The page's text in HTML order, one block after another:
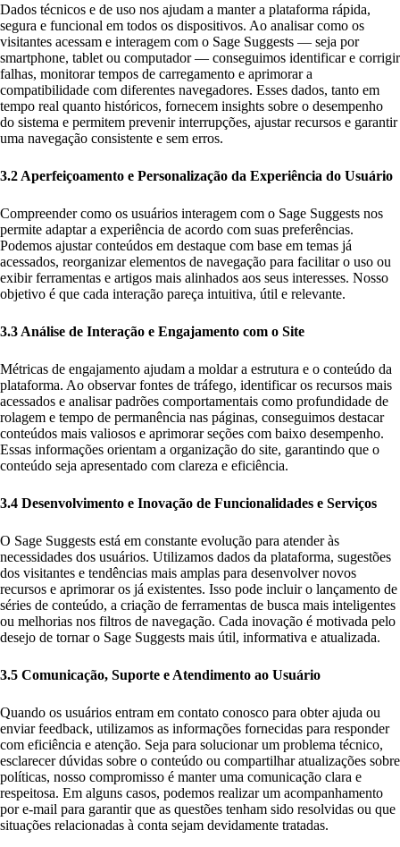
Dados técnicos e de uso nos ajudam a manter a plataforma rápida,
segura e funcional em todos os dispositivos. Ao analisar como os
visitantes acessam e interagem com o Sage Suggests — seja por
smartphone, tablet ou computador — conseguimos identificar e corrigir
falhas, monitorar tempos de carregamento e aprimorar a
compatibilidade com diferentes navegadores. Esses dados, tanto em
tempo real quanto históricos, fornecem insights sobre o desempenho
do sistema e permitem prevenir interrupções, ajustar recursos e garantir
uma navegação consistente e sem erros.
3.2 Aperfeiçoamento e Personalização da Experiência do Usuário
Compreender como os usuários interagem com o Sage Suggests nos
permite adaptar a experiência de acordo com suas preferências.
Podemos ajustar conteúdos em destaque com base em temas já
acessados, reorganizar elementos de navegação para facilitar o uso ou
exibir ferramentas e artigos mais alinhados aos seus interesses. Nosso
objetivo é que cada interação pareça intuitiva, útil e relevante.
3.3 Análise de Interação e Engajamento com o Site
Métricas de engajamento ajudam a moldar a estrutura e o conteúdo da
plataforma. Ao observar fontes de tráfego, identificar os recursos mais
acessados e analisar padrões comportamentais como profundidade de
rolagem e tempo de permanência nas páginas, conseguimos destacar
conteúdos mais valiosos e aprimorar seções com baixo desempenho.
Essas informações orientam a organização do site, garantindo que o
conteúdo seja apresentado com clareza e eficiência.
3.4 Desenvolvimento e Inovação de Funcionalidades e Serviços
O Sage Suggests está em constante evolução para atender às
necessidades dos usuários. Utilizamos dados da plataforma, sugestões
dos visitantes e tendências mais amplas para desenvolver novos
recursos e aprimorar os já existentes. Isso pode incluir o lançamento de
séries de conteúdo, a criação de ferramentas de busca mais inteligentes
ou melhorias nos filtros de navegação. Cada inovação é motivada pelo
desejo de tornar o Sage Suggests mais útil, informativa e atualizada.
3.5 Comunicação, Suporte e Atendimento ao Usuário
Quando os usuários entram em contato conosco para obter ajuda ou
enviar feedback, utilizamos as informações fornecidas para responder
com eficiência e atenção. Seja para solucionar um problema técnico,
esclarecer dúvidas sobre o conteúdo ou compartilhar atualizações sobre
políticas, nosso compromisso é manter uma comunicação clara e
respeitosa. Em alguns casos, podemos realizar um acompanhamento
por e-mail para garantir que as questões tenham sido resolvidas ou que
situações relacionadas à conta sejam devidamente tratadas.